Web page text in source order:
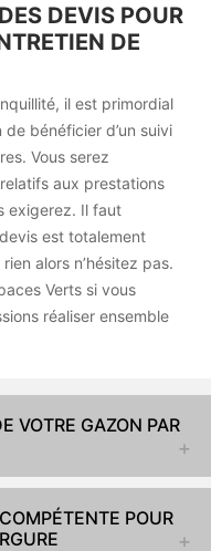
DEVIS POUR
DE
il est primordial
bénéficier d’un suivi
Vous serez
aux prestations
exigerez. Il faut
est totalement
alors n’hésitez pas.
Verts si vous
réaliser ensemble
VOTRE GAZON PAR
POUR